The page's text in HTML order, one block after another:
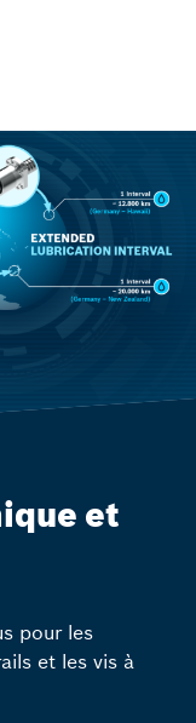
et
pour les
et les vis à